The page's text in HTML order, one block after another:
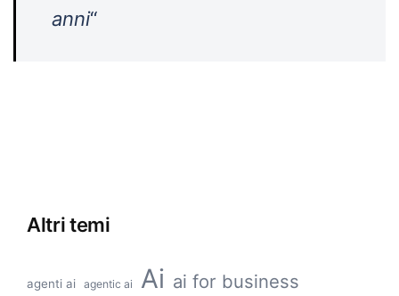
anni“
Altri temi
agenti ai agentic ai Ai ai for business